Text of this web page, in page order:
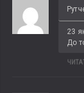
23
До